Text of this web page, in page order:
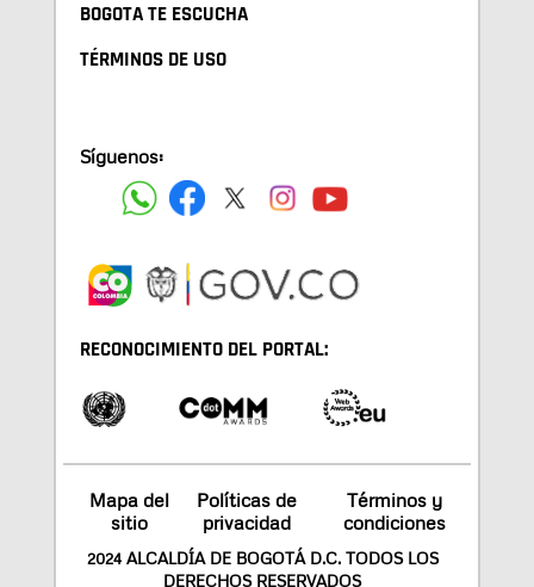
BOGOTA TE ESCUCHA
TÉRMINOS DE USO
Síguenos:
RECONOCIMIENTO DEL PORTAL:
Mapa del
sitio
Políticas de
privacidad
Términos y
condiciones
2024 ALCALDÍA DE BOGOTÁ D.C. TODOS LOS
DERECHOS RESERVADOS